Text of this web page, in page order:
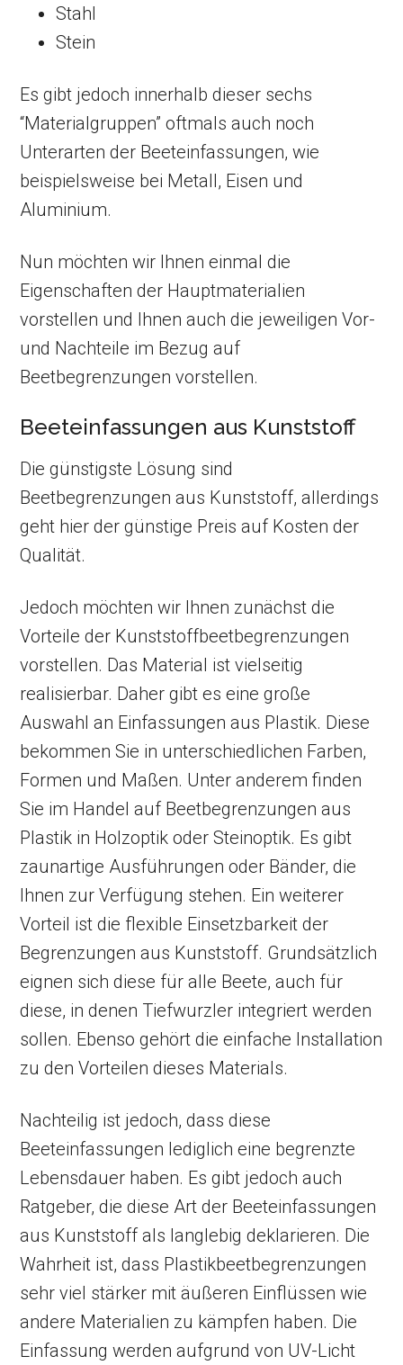
Stahl
Stein
Es gibt jedoch innerhalb dieser sechs
“Materialgruppen” oftmals auch noch
Unterarten der Beeteinfassungen, wie
beispielsweise bei Metall, Eisen und
Aluminium.
Nun möchten wir Ihnen einmal die
Eigenschaften der Hauptmaterialien
vorstellen und Ihnen auch die jeweiligen Vor-
und Nachteile im Bezug auf
Beetbegrenzungen vorstellen.
Beeteinfassungen aus Kunststoff
Die günstigste Lösung sind
Beetbegrenzungen aus Kunststoff, allerdings
geht hier der günstige Preis auf Kosten der
Qualität.
Jedoch möchten wir Ihnen zunächst die
Vorteile der Kunststoffbeetbegrenzungen
vorstellen. Das Material ist vielseitig
realisierbar. Daher gibt es eine große
Auswahl an Einfassungen aus Plastik. Diese
bekommen Sie in unterschiedlichen Farben,
Formen und Maßen. Unter anderem finden
Sie im Handel auf Beetbegrenzungen aus
Plastik in Holzoptik oder Steinoptik. Es gibt
zaunartige Ausführungen oder Bänder, die
Ihnen zur Verfügung stehen. Ein weiterer
Vorteil ist die flexible Einsetzbarkeit der
Begrenzungen aus Kunststoff. Grundsätzlich
eignen sich diese für alle Beete, auch für
diese, in denen Tiefwurzler integriert werden
sollen. Ebenso gehört die einfache Installation
zu den Vorteilen dieses Materials.
Nachteilig ist jedoch, dass diese
Beeteinfassungen lediglich eine begrenzte
Lebensdauer haben. Es gibt jedoch auch
Ratgeber, die diese Art der Beeteinfassungen
aus Kunststoff als langlebig deklarieren. Die
Wahrheit ist, dass Plastikbeetbegrenzungen
sehr viel stärker mit äußeren Einflüssen wie
andere Materialien zu kämpfen haben. Die
Einfassung werden aufgrund von UV-Licht